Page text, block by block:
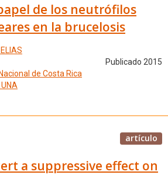
de los neutrófilos
en la brucelosis
Publicado 2015
de Costa Rica
artículo
a suppressive effect on